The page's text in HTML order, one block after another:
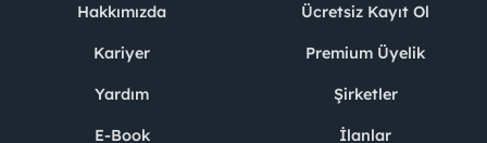
Hakkımızda
Kariyer
Yardım
E-Book
Ücretsiz Kayıt Ol
Premium Üyelik
Şirketler
İlanlar